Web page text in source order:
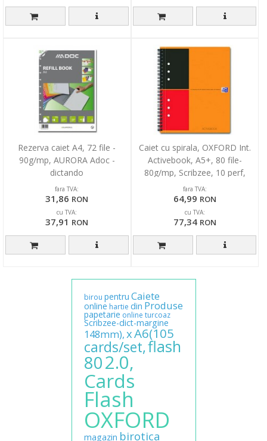
Rezerva caiet A4, 72 file -
90g/mp, AURORA Adoc -
dictando
fara TVA:
31,86 RON
cu TVA:
37,91 RON
Caiet cu spirala, OXFORD Int.
Activebook, A5+, 80 file-
80g/mp, Scribzee, 10 perf,
coperta PP-dictand
fara TVA:
64,99 RON
cu TVA:
77,34 RON
birou pentru Caiete
online hartie din Produse
papetarie online turcoaz
Scribzee-dict-margine
148mm),xA6(105
cards/set,flash
802.0,
Cards
Flash
OXFORD
magazin birotica